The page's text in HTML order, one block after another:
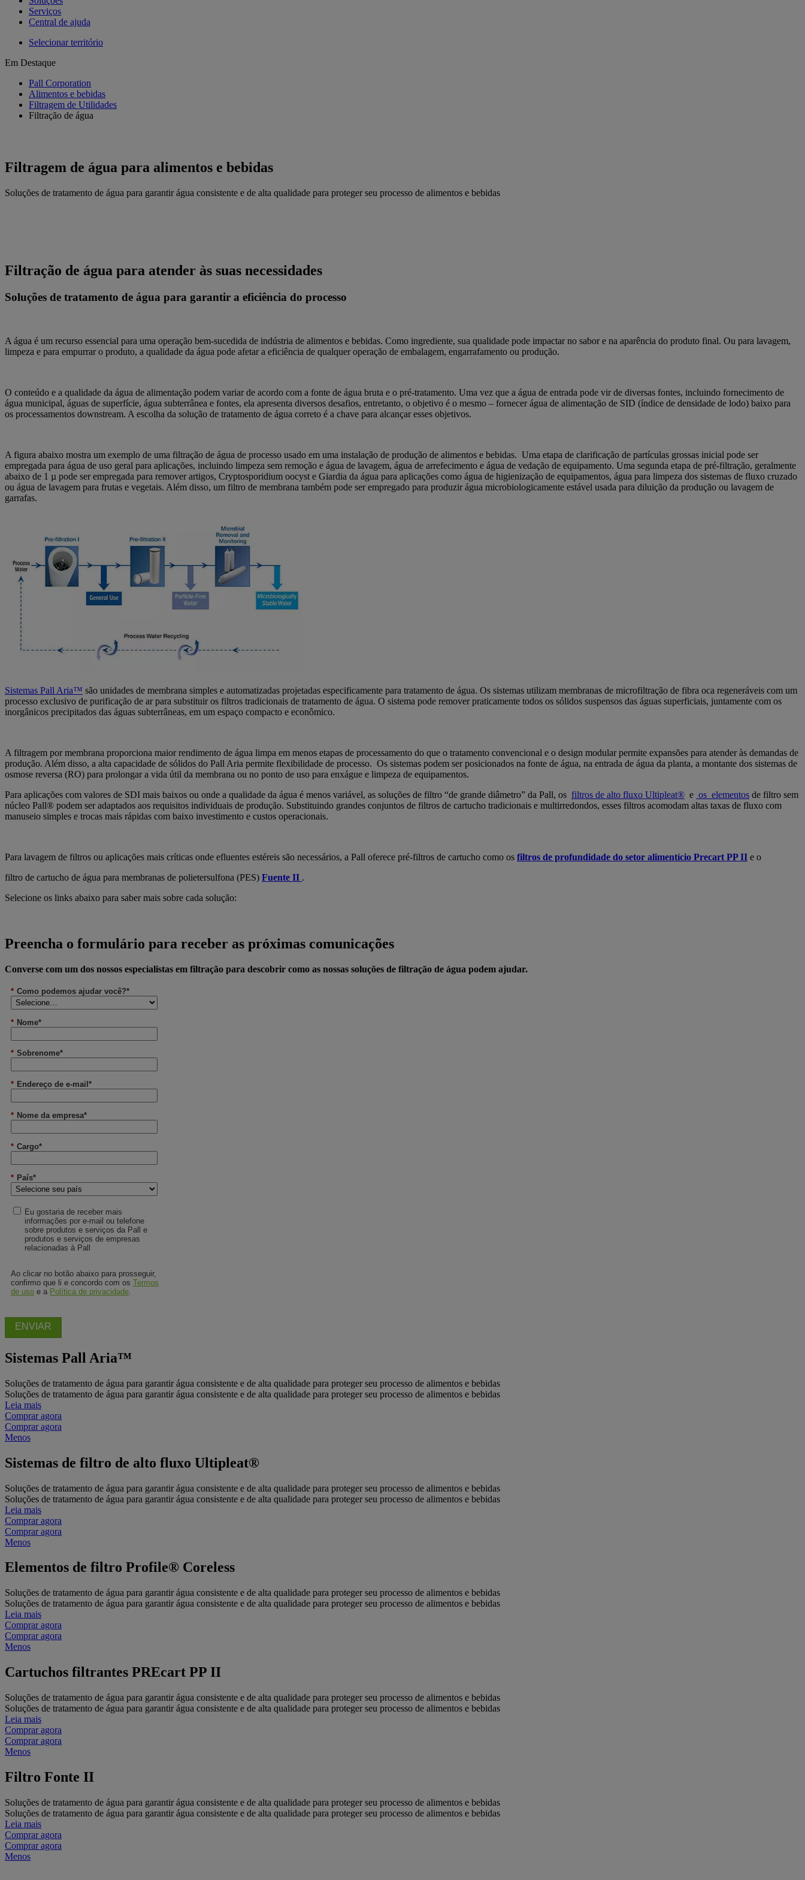
Serviços
Central de ajuda
Selecionar território
Em Destaque
Pall Corporation
Alimentos e bebidas
Filtragem de Utilidades
Filtração de água
Filtragem de água para alimentos e bebidas
Soluções de tratamento de água para garantir água consistente e de alta qualidade para proteger seu processo de alimentos e bebidas
Filtração de água para atender às suas necessidades
Soluções de tratamento de água para garantir a eficiência do processo
A água é um recurso essencial para uma operação bem-sucedida de indústria de alimentos e bebidas. Como ingrediente, sua qualidade pode impactar no sabor e na aparência do produto final. Ou para lavagem,
limpeza e para empurrar o produto, a qualidade da água pode afetar a eficiência de qualquer operação de embalagem, engarrafamento ou produção.
O conteúdo e a qualidade da água de alimentação podem variar de acordo com a fonte de água bruta e o pré-tratamento. Uma vez que a água de entrada pode vir de diversas fontes, incluindo fornecimento de
água municipal, águas de superfície, água subterrânea e fontes, ela apresenta diversos desafios, entretanto, o objetivo é o mesmo – fornecer água de alimentação de SID (índice de densidade de lodo) baixo para
os processamentos downstream. A escolha da solução de tratamento de água correto é a chave para alcançar esses objetivos.
A figura abaixo mostra um exemplo de uma filtração de água de processo usado em uma instalação de produção de alimentos e bebidas. Uma etapa de clarificação de partículas grossas inicial pode ser
empregada para água de uso geral para aplicações, incluindo limpeza sem remoção e água de lavagem, água de arrefecimento e água de vedação de equipamento. Uma segunda etapa de pré-filtração, geralmente
abaixo de 1 µ pode ser empregada para remover artigos, Cryptosporidium oocyst e Giardia da água para aplicações como água de higienização de equipamentos, água para limpeza dos sistemas de fluxo cruzado
ou água de lavagem para frutas e vegetais. Além disso, um filtro de membrana também pode ser empregado para produzir água microbiologicamente estável usada para diluição da produção ou lavagem de
garrafas.
Sistemas Pall Aria™ são unidades de membrana simples e automatizadas projetadas especificamente para tratamento de água. Os sistemas utilizam membranas de microfiltração de fibra oca regeneráveis com um
processo exclusivo de purificação de ar para substituir os filtros tradicionais de tratamento de água. O sistema pode remover praticamente todos os sólidos suspensos das águas superficiais, juntamente com os
inorgânicos precipitados das águas subterrâneas, em um espaço compacto e econômico.
A filtragem por membrana proporciona maior rendimento de água limpa em menos etapas de processamento do que o tratamento convencional e o design modular permite expansões para atender às demandas de
produção. Além disso, a alta capacidade de sólidos do Pall Aria permite flexibilidade de processo. Os sistemas podem ser posicionados na fonte de água, na entrada de água da planta, a montante dos sistemas de
osmose reversa (RO) para prolongar a vida útil da membrana ou no ponto de uso para enxágue e limpeza de equipamentos.
Para aplicações com valores de SDI mais baixos ou onde a qualidade da água é menos variável, as soluções de filtro “de grande diâmetro” da Pall, os filtros de alto fluxo Ultipleat® e os elementos de filtro sem
núcleo Pall® podem ser adaptados aos requisitos individuais de produção. Substituindo grandes conjuntos de filtros de cartucho tradicionais e multirredondos, esses filtros acomodam altas taxas de fluxo com
manuseio simples e trocas mais rápidas com baixo investimento e custos operacionais.
Para lavagem de filtros ou aplicações mais críticas onde efluentes estéreis são necessários, a Pall oferece pré-filtros de cartucho como os filtros de profundidade do setor alimentício Precart PP II e o
filtro de cartucho de água para membranas de polietersulfona (PES) Fuente II .
Selecione os links abaixo para saber mais sobre cada solução:
Preencha o formulário para receber as próximas comunicações
Converse com um dos nossos especialistas em filtração para descobrir como as nossas soluções de filtração de água podem ajudar.
* Como podemos ajudar você?*
* Nome*
* Sobrenome*
* Endereço de e-mail*
* Nome da empresa*
* Cargo*
* País*
Eu gostaria de receber mais
informações por e-mail ou telefone
sobre produtos e serviços da Pall e
produtos e serviços de empresas
relacionadas à Pall
Ao clicar no botão abaixo para prosseguir,
confirmo que li e concordo com os Termos
de uso e a Política de privacidade
ENVIAR
Sistemas Pall Aria™
Soluções de tratamento de água para garantir água consistente e de alta qualidade para proteger seu processo de alimentos e bebidas
Soluções de tratamento de água para garantir água consistente e de alta qualidade para proteger seu processo de alimentos e bebidas
Leia mais
Comprar agora
Comprar agora
Menos
Sistemas de filtro de alto fluxo Ultipleat®
Soluções de tratamento de água para garantir água consistente e de alta qualidade para proteger seu processo de alimentos e bebidas
Soluções de tratamento de água para garantir água consistente e de alta qualidade para proteger seu processo de alimentos e bebidas
Leia mais
Comprar agora
Comprar agora
Menos
Elementos de filtro Profile® Coreless
Soluções de tratamento de água para garantir água consistente e de alta qualidade para proteger seu processo de alimentos e bebidas
Soluções de tratamento de água para garantir água consistente e de alta qualidade para proteger seu processo de alimentos e bebidas
Leia mais
Comprar agora
Comprar agora
Menos
Cartuchos filtrantes PREcart PP II
Soluções de tratamento de água para garantir água consistente e de alta qualidade para proteger seu processo de alimentos e bebidas
Soluções de tratamento de água para garantir água consistente e de alta qualidade para proteger seu processo de alimentos e bebidas
Leia mais
Comprar agora
Comprar agora
Menos
Filtro Fonte II
Soluções de tratamento de água para garantir água consistente e de alta qualidade para proteger seu processo de alimentos e bebidas
Soluções de tratamento de água para garantir água consistente e de alta qualidade para proteger seu processo de alimentos e bebidas
Leia mais
Comprar agora
Comprar agora
Menos